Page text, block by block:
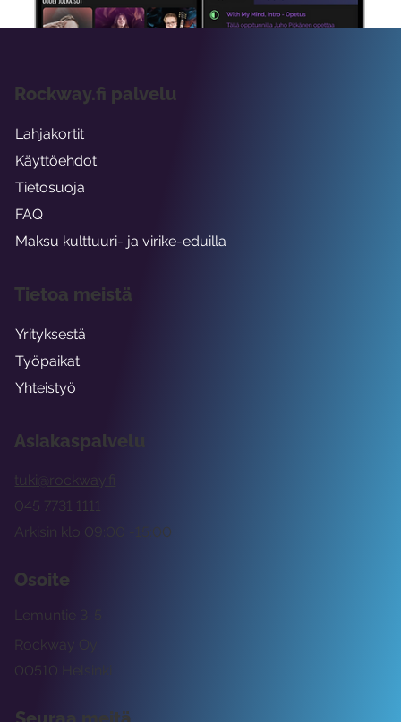
Asiakaspalvelu
tuki@rockway.fi
Arkisin klo 09:00 -15:00
045 7731 1111
Osoite
Rockway Oy
Lemuntie 3-5
00510 Helsinki
Rockway.fi palvelu
Lahjakortit
Käyttöehdot
Tietosuoja
FAQ
Maksu kulttuuri- ja virike-eduilla
Tietoa meistä
Yrityksestä
Työpaikat
Yhteistyö